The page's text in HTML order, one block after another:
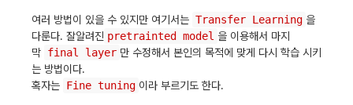
여러 방법이 있을 수 있지만 여기서는 Transfer Learning 을
다룬다. 잘알려진 pretrainted model 을 이용해서 마지
막 final layer 만 수정해서 본인의 목적에 맞게 다시 학습 시키
는 방법이다.
혹자는 Fine tuning 이라 부르기도 한다.